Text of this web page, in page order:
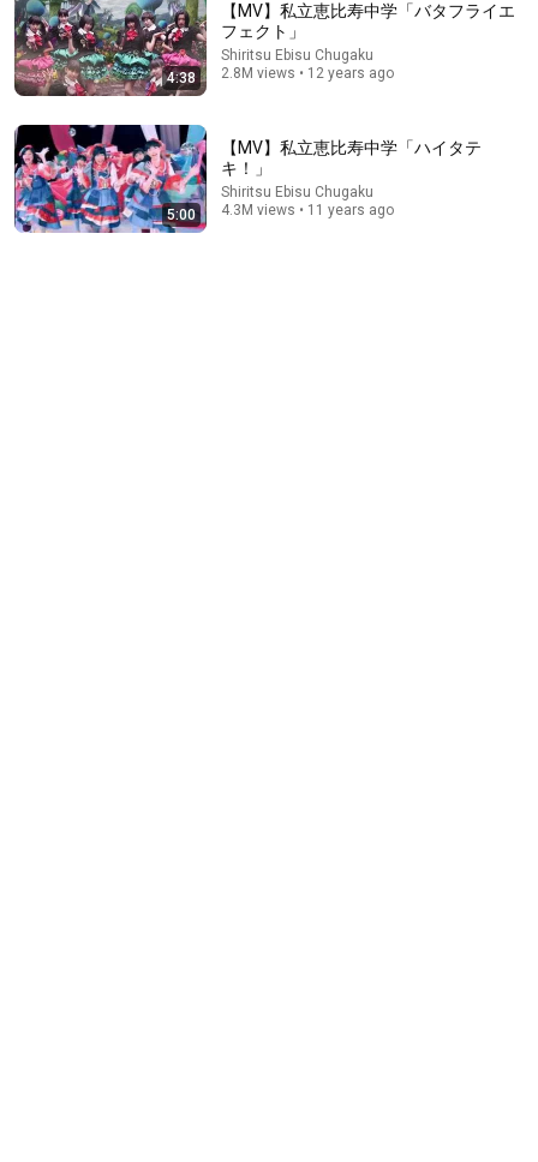
Carl E. Martin • 3.6M views
4:38
【MV】私立恵比寿中学「バタフライエ
フェクト」
Shiritsu Ebisu Chugaku
2.8M views • 12 years ago
5:00
【MV】私立恵比寿中学「ハイタテ
キ！」
Shiritsu Ebisu Chugaku
4.3M views • 11 years ago